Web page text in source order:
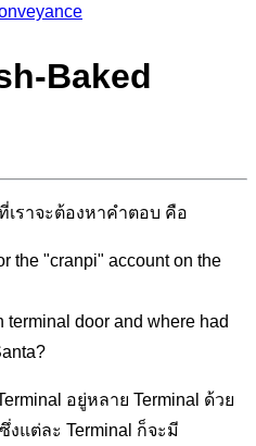
Baked
เราจะต้องหาคำตอบ คือ
the "cranpi" account on the
terminal door and where had
อยู่หลาย Terminal ด้วย
งแต่ละ Terminal ก็จะมี